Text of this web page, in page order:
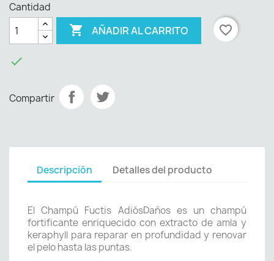
Cantidad
 AÑADIR AL CARRITO favorite_border

Compartir
Descripción Detalles del producto
El Champú Fuctis AdiósDaños es un champú
fortificante enriquecido con extracto de amla y
keraphyll para reparar en profundidad y renovar
el pelo hasta las puntas.